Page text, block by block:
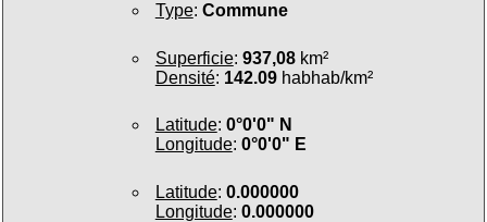
Type: Commune
Superficie: 937,08km²
Densité: 142.09habhab/km²
Latitude: 0°0'0" N
Longitude: 0°0'0" E
Latitude: 0.000000
Longitude: 0.000000